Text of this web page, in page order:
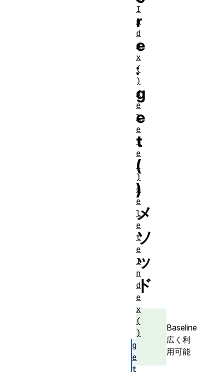
r
e
:
g
e
t
(
)
メ
ソ
ッ
ド
Baseline
広く利
用可能
I
n
d
e
x
(
)
d
e
l
e
t
e
(
)
d
e
l
e
t
e
I
n
d
e
x
(
)
g
e
t